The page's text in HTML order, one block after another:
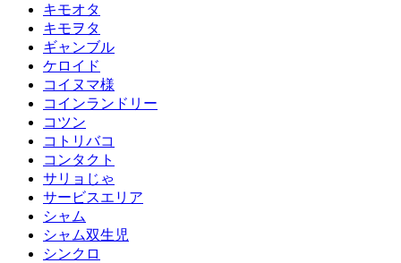
キモオタ
キモヲタ
ギャンブル
ケロイド
コイヌマ様
コインランドリー
コツン
コトリバコ
コンタクト
サリョじゃ
サービスエリア
シャム
シャム双生児
シンクロ